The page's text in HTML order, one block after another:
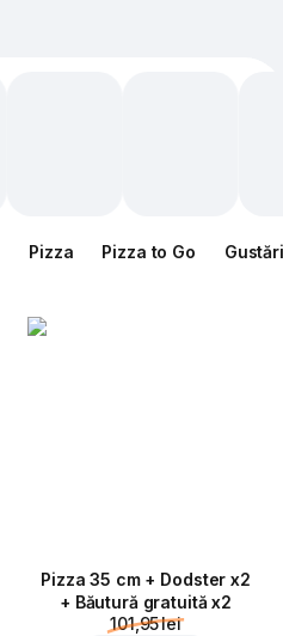
Pizza Pizza to Go Gustări
Pizza 35 cm + Dodster x2
+ Băutură gratuită x2
101,95 lei